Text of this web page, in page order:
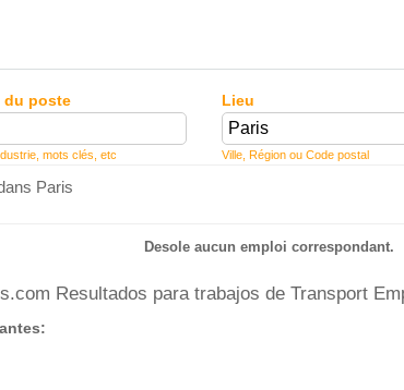
du poste
mots clés, etc
Lieu
Ville, Région ou Code postal
Paris
Desole aucun emploi correspondant.
Resultados para trabajos de Transport